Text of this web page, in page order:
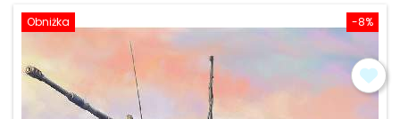
-8%
Obniżka